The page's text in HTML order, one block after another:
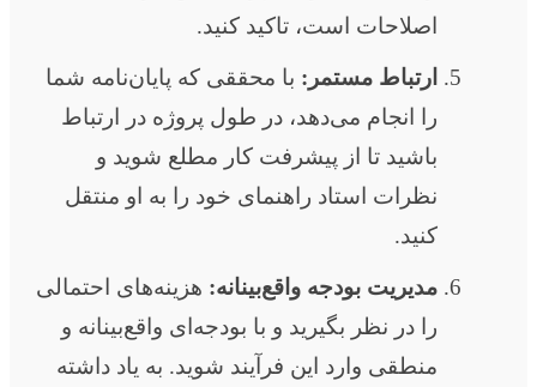
اصلاحات است، تاکید کنید.
ارتباط مستمر: با محققی که پایان‌نامه شما
را انجام می‌دهد، در طول پروژه در ارتباط
باشید تا از پیشرفت کار مطلع شوید و
نظرات استاد راهنمای خود را به او منتقل
کنید.
مدیریت بودجه واقع‌بینانه: هزینه‌های احتمالی
را در نظر بگیرید و با بودجه‌ای واقع‌بینانه و
منطقی وارد این فرآیند شوید. به یاد داشته